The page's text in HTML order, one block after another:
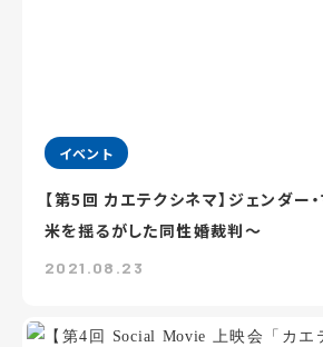
イベント
【第5回 カエテクシネマ】ジェンダー
米を揺るがした同性婚裁判～
2021.08.23